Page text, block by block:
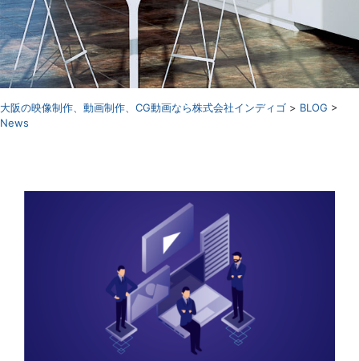
⼤阪の映像制作、動画制作、CG動画なら株式会社インディゴ > BLOG >
News